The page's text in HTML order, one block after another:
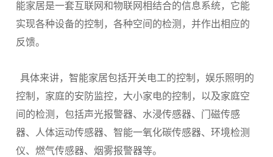
能家居是一套互联网和物联网相结合的信息系统，它能
实现各种设备的控制，各种空间的检测，并作出相应的
反馈。
具体来讲，智能家居包括开关电工的控制，娱乐照明的
控制，家庭的安防监控，大小家电的控制，以及家庭空
间的检测，包括声光报警器、水浸传感器、门磁传感
器、人体运动传感器、智能一氧化碳传感器、环境检测
仪、燃气传感器、烟雾报警器等。